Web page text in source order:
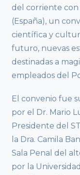
del corriente con
(España), un
científica y
futuro, nuevas
destinadas a
empleados del
El convenio fue
por el Dr. Mario
Presidente del
la Dra. Camila
Sala Penal del
por la